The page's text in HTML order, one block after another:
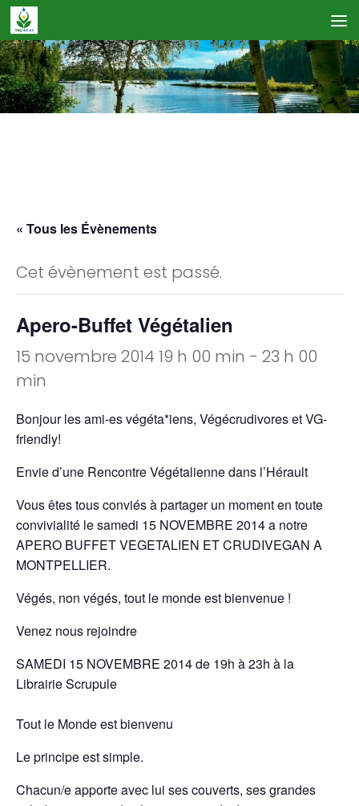
Skip to content
« Tous les Évènements
Cet évènement est passé.
Apero-Buffet Végétalien
15 novembre 2014 19 h 00 min - 23 h 00
min
Bonjour les ami-es végéta*iens, Végécrudivores et VG-
friendly!
Envie d’une Rencontre Végétalienne dans l’Hérault
Vous êtes tous conviés à partager un moment en toute
convivialité le samedi 15 NOVEMBRE 2014 a notre
APERO BUFFET VEGETALIEN ET CRUDIVEGAN A
MONTPELLIER.
Végés, non végés, tout le monde est bienvenue !
Venez nous rejoindre
SAMEDI 15 NOVEMBRE 2014 de 19h à 23h à la
Librairie Scrupule
Tout le Monde est bienvenu
Le principe est simple.
Chacun/e apporte avec lui ses couverts, ses grandes